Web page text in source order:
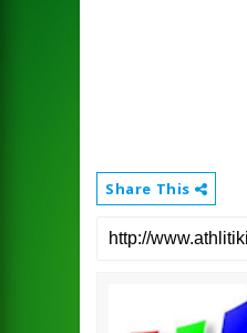
Share This